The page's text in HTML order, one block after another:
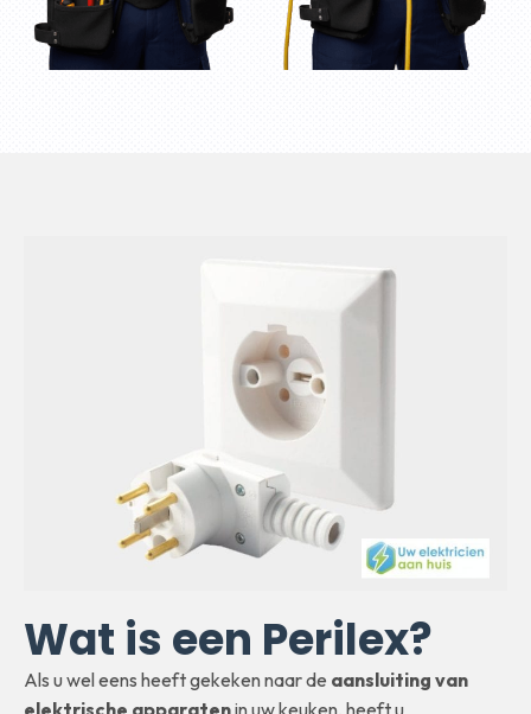
Wat is een Perilex?
Als u wel eens heeft gekeken naar de aansluiting van